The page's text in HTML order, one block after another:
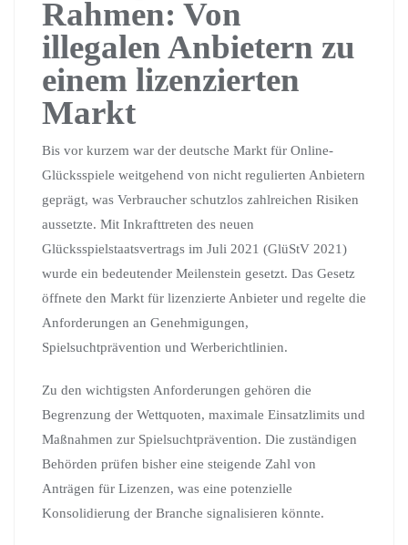
Rahmen: Von
illegalen Anbietern zu
einem lizenzierten
Markt
Bis vor kurzem war der deutsche Markt für Online-
Glücksspiele weitgehend von nicht regulierten Anbietern
geprägt, was Verbraucher schutzlos zahlreichen Risiken
aussetzte. Mit Inkrafttreten des neuen
Glücksspielstaatsvertrags im Juli 2021 (GlüStV 2021)
wurde ein bedeutender Meilenstein gesetzt. Das Gesetz
öffnete den Markt für lizenzierte Anbieter und regelte die
Anforderungen an Genehmigungen,
Spielsuchtprävention und Werberichtlinien.
Zu den wichtigsten Anforderungen gehören die
Begrenzung der Wettquoten, maximale Einsatzlimits und
Maßnahmen zur Spielsuchtprävention. Die zuständigen
Behörden prüfen bisher eine steigende Zahl von
Anträgen für Lizenzen, was eine potenzielle
Konsolidierung der Branche signalisieren könnte.